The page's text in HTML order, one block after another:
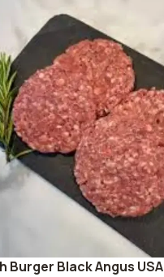
Burger Black Angus USA